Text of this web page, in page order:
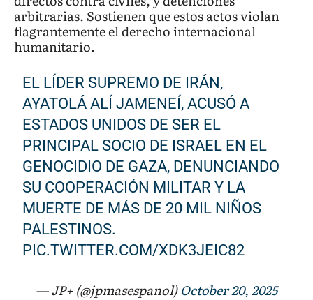
arbitrarias. Sostienen que estos actos violan
flagrantemente el derecho internacional
humanitario.
EL LÍDER SUPREMO DE IRÁN,
AYATOLÁ ALÍ JAMENEÍ, ACUSÓ A
ESTADOS UNIDOS DE SER EL
PRINCIPAL SOCIO DE ISRAEL EN EL
GENOCIDIO DE GAZA, DENUNCIANDO
SU COOPERACIÓN MILITAR Y LA
MUERTE DE MÁS DE 20 MIL NIÑOS
PALESTINOS.
PIC.TWITTER.COM/XDK3JEIC82
— JP+ (@jpmasespanol)October 20, 2025